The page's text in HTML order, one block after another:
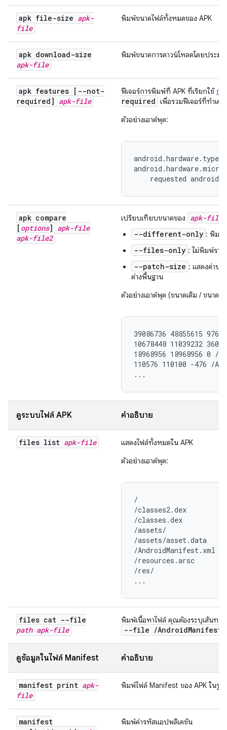
apk file-size apk-
file
พิมพ์ขนาดไฟล์ทั้งหมดของ APK
apk download-size
apk-file
พิมพ์ขนาดการดาวน์โหลดโดยประม
apk features [--not-
required] apk-file
ฟีเจอร์การพิมพ์ที่ APK ที่เรียกใช้ กา
required เพื่อรวมฟีเจอร์ที่ทำเค
ตัวอย่างเอาต์พุต:
requested
apk compare
[ options] apk-file
apk-file2
เปรียบเทียบขนาดของ apk-file
--different-only : พิมพ์
--files-only : ไม่พิมพ์ราย
--patch-size : แสดงค่าป
ต่างพื้นฐาน
ตัวอย่างเอาต์พุต (ขนาดเดิม / ขนาด
39086736 48855615
10678448 11039232
18968956 18968956 0 /
110576 110100 -476 /
...
ดูระบบไฟล์ APK คำอธิบาย
files list apk-file
แสดงไฟล์ทั้งหมดใน APK
ตัวอย่างเอาต์พุต:
/
/classes2.dex
/classes.dex
/assets/
/assets/asset.data
/AndroidManifest.xml
/resources.arsc
/res/
...
files cat --file
path apk-file
พิมพ์เนื้อหาไฟล์ คุณต้องระบุเส้นทาง
--file /AndroidManifest
ดูข้อมูลในไฟล์ Manifest คำอธิบาย
manifest print apk-
file
พิมพ์ไฟล์ Manifest ของ APK ในรูป
manifest
พิมพ์ค่ารหัสแอปพลิเคชัน